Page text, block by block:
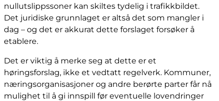
nullutslippssoner kan skiltes tydelig i trafikkbildet.
Det juridiske grunnlaget er altså det som mangler i
dag – og det er akkurat dette forslaget forsøker å
etablere.
Det er viktig å merke seg at dette er et
høringsforslag, ikke et vedtatt regelverk. Kommuner,
næringsorganisasjoner og andre berørte parter får nå
mulighet til å gi innspill før eventuelle lovendringer